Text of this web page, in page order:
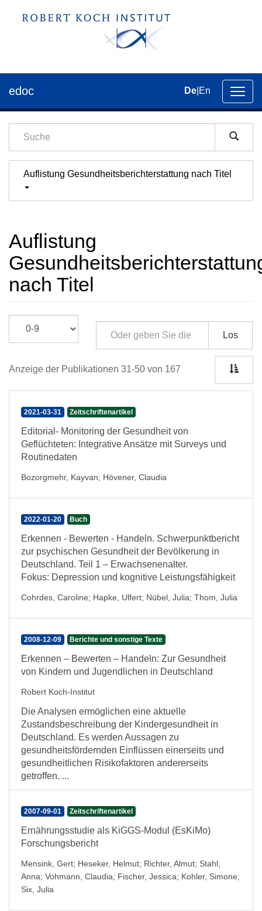
der
edoc De En
Auflistung Gesundheitsberichterstattung nach Titel
Auflistung
nach Titel
Los
Anzeige der Publikationen 31-50 von 167
2021-03-31 Zeitschriftenartikel
Editorial- Monitoring der Gesundheit von
Geflüchteten: Integrative Ansätze mit Surveys und
Routinedaten
Bozorgmehr, Kayvan; Hövener, Claudia
2022-01-20 Buch
Erkennen - Bewerten - Handeln. Schwerpunktbericht
zur psychischen Gesundheit der Bevölkerung in
Deutschland. Teil 1 – Erwachsenenalter.
Fokus: Depression und kognitive Leistungsfähigkeit
Cohrdes, Caroline; Hapke, Ulfert; Nübel, Julia; Thom, Julia
2008-12-09 Berichte und sonstige Texte
Erkennen – Bewerten – Handeln: Zur Gesundheit
von Kindern und Jugendlichen in Deutschland
Robert Koch-Institut
Die Analysen ermöglichen eine aktuelle
Zustandsbeschreibung der Kindergesundheit in
Deutschland. Es werden Aussagen zu
gesundheitsfördernden Einflüssen einerseits und
gesundheitlichen Risikofaktoren andererseits
getroffen. ...
2007-09-01 Zeitschriftenartikel
Ernährungsstudie als KiGGS-Modul (EsKiMo)
Forschungsbericht
Mensink, Gert; Heseker, Helmut; Richter, Almut; Stahl,
Anna; Vohmann, Claudia; Fischer, Jessica; Kohler, Simone;
Six, Julia